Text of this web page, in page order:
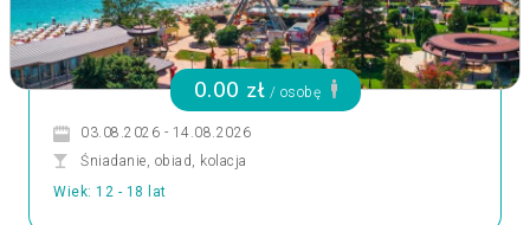
0.00 zł / osobę
03.08.2026 - 14.08.2026
Śniadanie, obiad, kolacja
Wiek: 12 - 18 lat